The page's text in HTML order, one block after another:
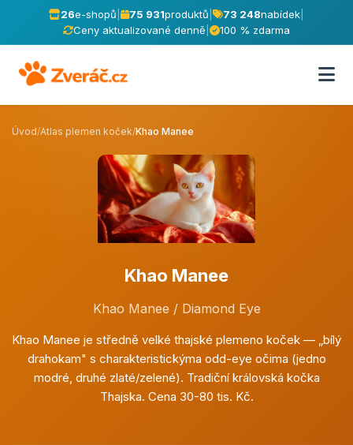
26e-shopů 75 931produktů 73 248nabídek
Ceny aktualizované denně
100 % zdarma
Úvod/Atlas plemen koček/Khao Manee
Khao Manee
Khao Manee / Diamond Eye
Khao Manee je středně velké thajské plemeno koček — „bílý
drahokam" s charakteristickýma odd-eye očima (jedno
modré, druhé zlaté/zelené). Tradiční královská kočka
Thajska. Cena 30-80 tis. Kč.